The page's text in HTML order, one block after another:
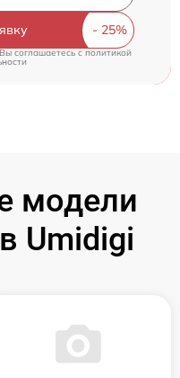
соглашаетесь c политикой
модели
Umidigi